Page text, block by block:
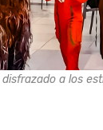
a los